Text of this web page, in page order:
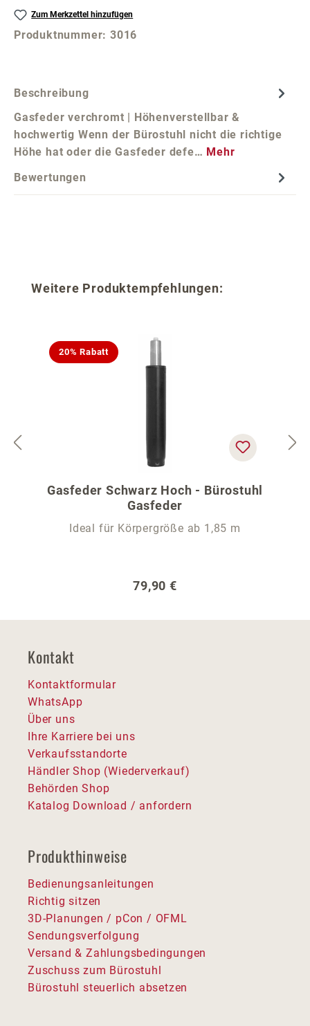
Zum Merkzettel hinzufügen
Produktnummer:3016
Beschreibung
Gasfeder verchromt | Höhenverstellbar &
hochwertig Wenn der Bürostuhl nicht die richtige
Höhe hat oder die Gasfeder defe… Mehr
Bewertungen
Produktgalerie überspringen
Weitere Produktempfehlungen:
20% Rabatt
Gasfeder Schwarz Hoch - Bürostuhl
Gasfeder
Ideal für Körpergröße ab 1,85 m
Regulärer Preis:
79,90 €
Kontakt
Kontaktformular
WhatsApp
Über uns
Ihre Karriere bei uns
Verkaufsstandorte
Händler Shop (Wiederverkauf)
Behörden Shop
Katalog Download / anfordern
Produkthinweise
Bedienungsanleitungen
Richtig sitzen
3D-Planungen / pCon / OFML
Sendungsverfolgung
Versand & Zahlungsbedingungen
Zuschuss zum Bürostuhl
Bürostuhl steuerlich absetzen